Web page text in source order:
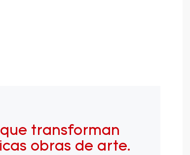
transforman
obras de arte.